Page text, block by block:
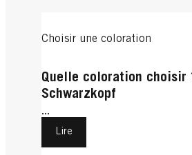
Choisir une coloration
Quelle coloration choisir
Schwarzkopf
...
Lire